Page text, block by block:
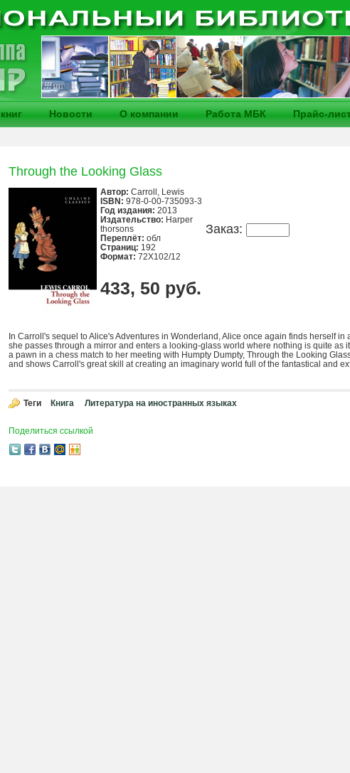
Новости О компании Работа МБК Прайс-
Through the Looking Glass
Заказ:
Автор: Carroll, Lewis
ISBN: 978-0-00-735093-3
Год издания: 2013
Издательство: Harper
thorsons
Переплёт: обл
Страниц: 192
Формат: 72Х102/12
433, 50 руб.
In Carroll's sequel to Alice's Adventures in Wonderland, Alice once again finds herself
she passes through a mirror and enters a looking-glass world where nothing is quite as
a pawn in a chess match to her meeting with Humpty Dumpty, Through the Looking
and shows Carroll's great skill at creating an imaginary world full of the fantastical and
Теги Книга Литература на иностранных языках
Поделиться ссылкой